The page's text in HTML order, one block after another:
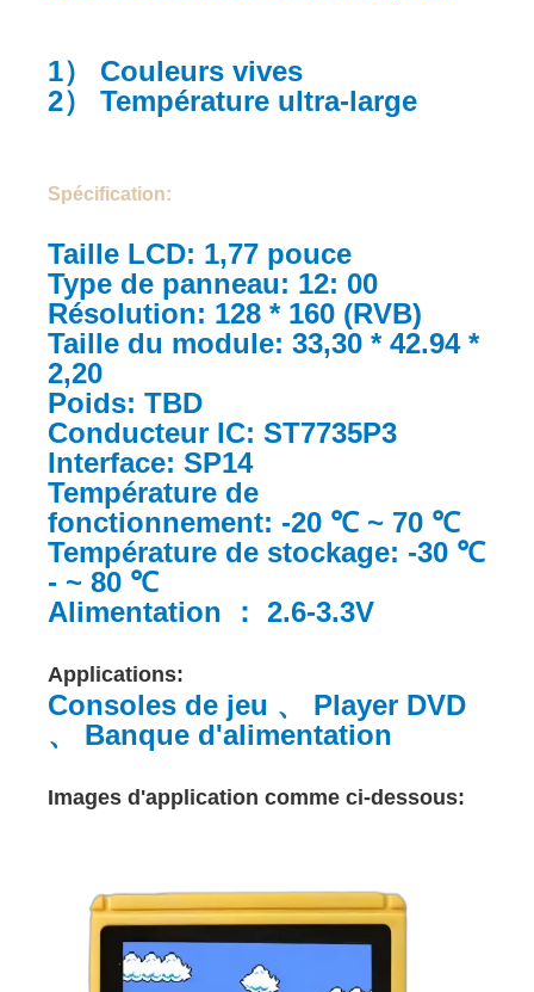
1） Couleurs vives
2） Température ultra-large
Spécification:
Taille LCD: 1,77 pouce
Type de panneau: 12: 00
Résolution: 128 * 160 (RVB)
Taille du module: 33,30 * 42.94 *
2,20
Poids: TBD
Conducteur IC: ST7735P3
Interface: SP14
Température de
fonctionnement: -20 ℃ ~ 70 ℃
Température de stockage: -30 ℃
- ~ 80 ℃
Alimentation ： 2.6-3.3V
Applications:
Consoles de jeu 、 Player DVD
、 Banque d'alimentation
Images d'application comme ci-dessous: